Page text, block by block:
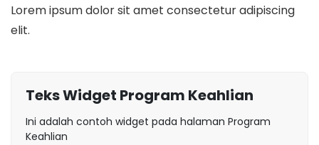
Lorem ipsum dolor sit amet consectetur adipiscing
elit.
Teks Widget Program Keahlian
Ini adalah contoh widget pada halaman Program
Keahlian